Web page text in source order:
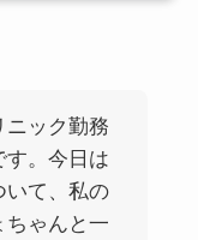
ニック勤務
す。今日は
いて、私の
ちゃんと一